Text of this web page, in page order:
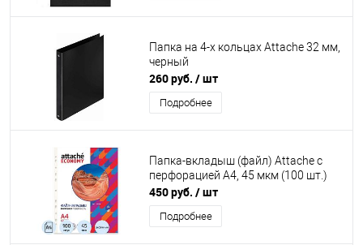
Папка на 4-х кольцах Attache 32 мм,
черный
260 руб. / шт
Подробнее
Папка-вкладыш (файл) Attache с
перфорацией А4, 45 мкм (100 шт.)
450 руб. / шт
Подробнее